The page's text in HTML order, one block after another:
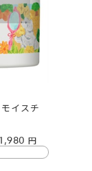
イスチ
1,980